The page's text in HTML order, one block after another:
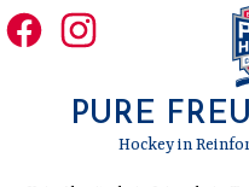
SAVE THE
PURE
Hockey in